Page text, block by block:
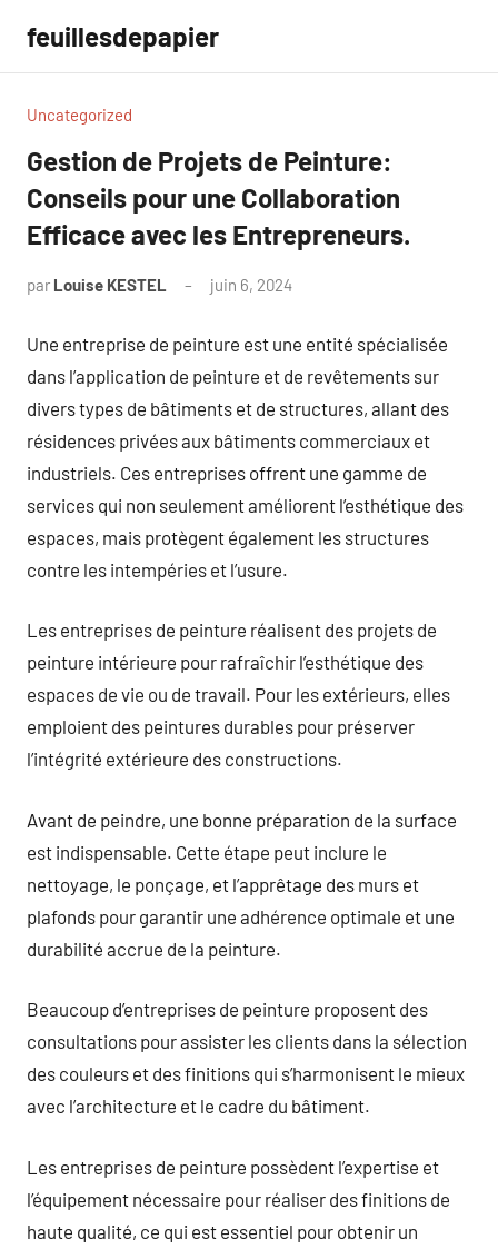
contenu
feuillesdepapier
Uncategorized
Gestion de Projets de Peinture:
Conseils pour une Collaboration
Efficace avec les Entrepreneurs.
par Louise KESTEL juin 6, 2024
Une entreprise de peinture est une entité spécialisée
dans l’application de peinture et de revêtements sur
divers types de bâtiments et de structures, allant des
résidences privées aux bâtiments commerciaux et
industriels. Ces entreprises offrent une gamme de
services qui non seulement améliorent l’esthétique des
espaces, mais protègent également les structures
contre les intempéries et l’usure.
Les entreprises de peinture réalisent des projets de
peinture intérieure pour rafraîchir l’esthétique des
espaces de vie ou de travail. Pour les extérieurs, elles
emploient des peintures durables pour préserver
l’intégrité extérieure des constructions.
Avant de peindre, une bonne préparation de la surface
est indispensable. Cette étape peut inclure le
nettoyage, le ponçage, et l’apprêtage des murs et
plafonds pour garantir une adhérence optimale et une
durabilité accrue de la peinture.
Beaucoup d’entreprises de peinture proposent des
consultations pour assister les clients dans la sélection
des couleurs et des finitions qui s’harmonisent le mieux
avec l’architecture et le cadre du bâtiment.
Les entreprises de peinture possèdent l’expertise et
l’équipement nécessaire pour réaliser des finitions de
haute qualité, ce qui est essentiel pour obtenir un